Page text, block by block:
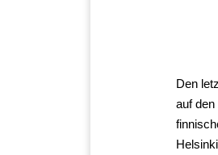
Den
auf den